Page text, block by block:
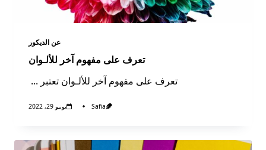
عن الديكور​
تعرف على مفهوم آخر للألـوان
تعرف على مفهوم آخر للألـوان تعتبر ...
Safia يونيو 29, 2022